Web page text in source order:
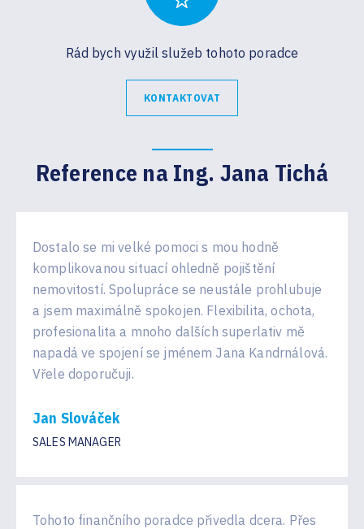
Rád bych využil služeb tohoto poradce
KONTAKTOVAT
Reference na Ing. Jana Tichá
Dostalo se mi velké pomoci s mou hodně
komplikovanou situací ohledně pojištění
nemovitostí. Spolupráce se neustále prohlubuje
a jsem maximálně spokojen. Flexibilita, ochota,
profesionalita a mnoho dalších superlativ mě
napadá ve spojení se jménem Jana Kandrnálová.
Vřele doporučuji.
Jan Slováček
SALES MANAGER
Tohoto finančního poradce přivedla dcera. Přes